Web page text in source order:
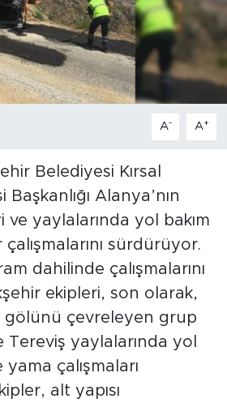
A- A+
Belediyesi Kırsal
Alanya’nın
ve yaylalarında yol bakım
sürdürüyor.
dahilinde çalışmalarını
ekipleri, son olarak,
gölünü çevreleyen grup
Tereviş yaylalarında yol
yama çalışmaları
alt yapısı